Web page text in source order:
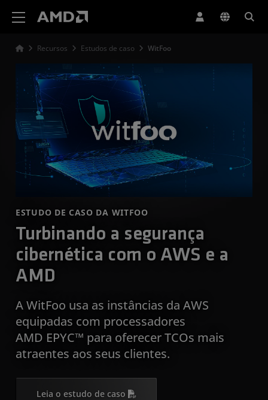
Recursos Estudos de caso WitFoo
ESTUDO DE CASO DA WITFOO
Turbinando a segurança
cibernética com o AWS e a
AMD
A WitFoo usa as instâncias da AWS
equipadas com processadores
AMD EPYC™ para oferecer TCOs mais
atraentes aos seus clientes.
Leia o estudo de caso